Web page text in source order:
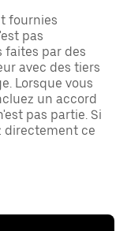
fournies
pas
faites par des
avec des tiers
Lorsque vous
un accord
pas partie. Si
directement ce